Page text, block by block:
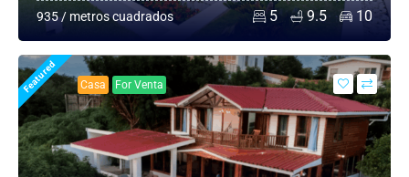
935 / metros cuadrados 5 9.5 10
Featured Casa For Venta